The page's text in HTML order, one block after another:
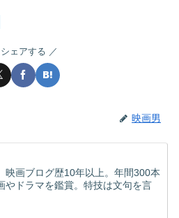
シェアする
映画男
映画ブログ歴10年以上。年間300本
やドラマを鑑賞。特技は文句を言